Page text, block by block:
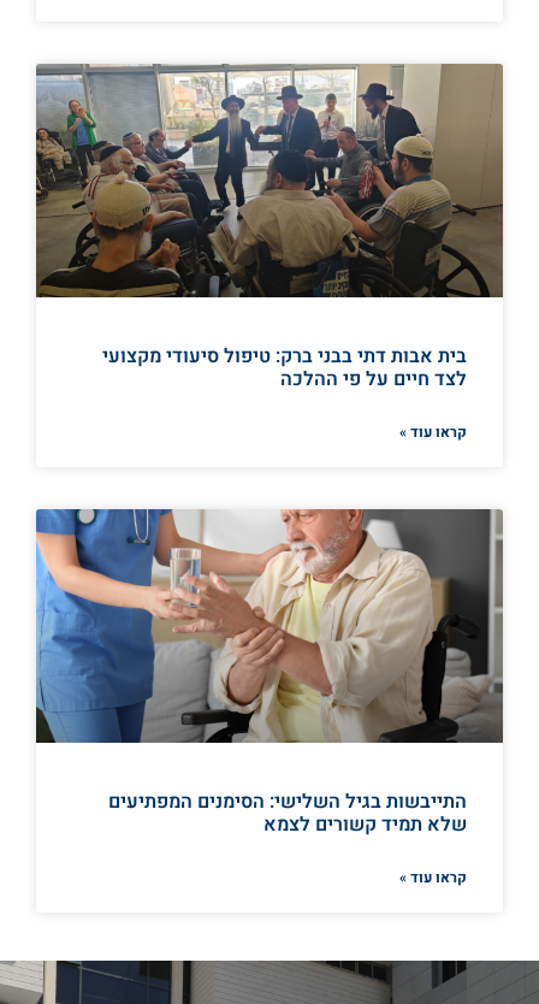
בית אבות דתי בבני ברק: טיפול סיעודי מקצועי
לצד חיים על פי ההלכה
קראו עוד »
התייבשות בגיל השלישי: הסימנים המפתיעים
שלא תמיד קשורים לצמא
קראו עוד »